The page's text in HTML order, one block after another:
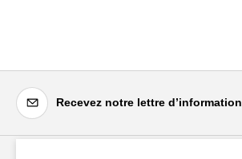
Recevez notre lettre d’information